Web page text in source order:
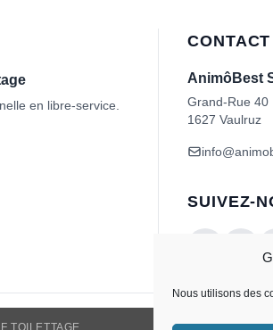
Nous utilisons des
en libre-service.
CONTACT
AnimôBest
Grand-Rue 40
1627 Vaulruz
SUIVEZ-
TOILETTAGE